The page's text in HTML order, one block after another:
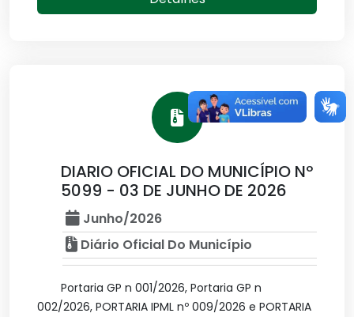
DIARIO OFICIAL DO MUNICÍPIO Nº
5099 - 03 DE JUNHO DE 2026
Junho/2026
Diário Oficial Do Município
Portaria GP n 001/2026, Portaria GP n
002/2026, PORTARIA IPML nº 009/2026 e PORTARIA